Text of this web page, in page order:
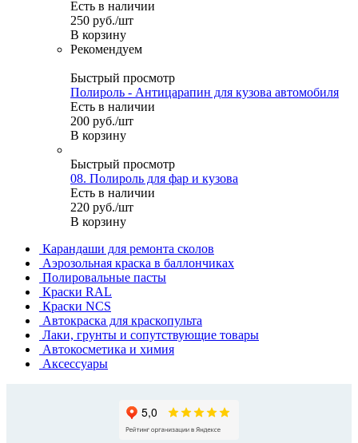
Есть в наличии
250 руб./шт
В корзину
Рекомендуем
Быстрый просмотр
Полироль - Антицарапин для кузова автомобиля
Есть в наличии
200 руб./шт
В корзину
Быстрый просмотр
08. Полироль для фар и кузова
Есть в наличии
220 руб./шт
В корзину
Карандаши для ремонта сколов
Аэрозольная краска в баллончиках
Полировальные пасты
Краски RAL
Краски NCS
Автокраска для краскопульта
Лаки, грунты и сопутствующие товары
Автокосметика и химия
Аксессуары